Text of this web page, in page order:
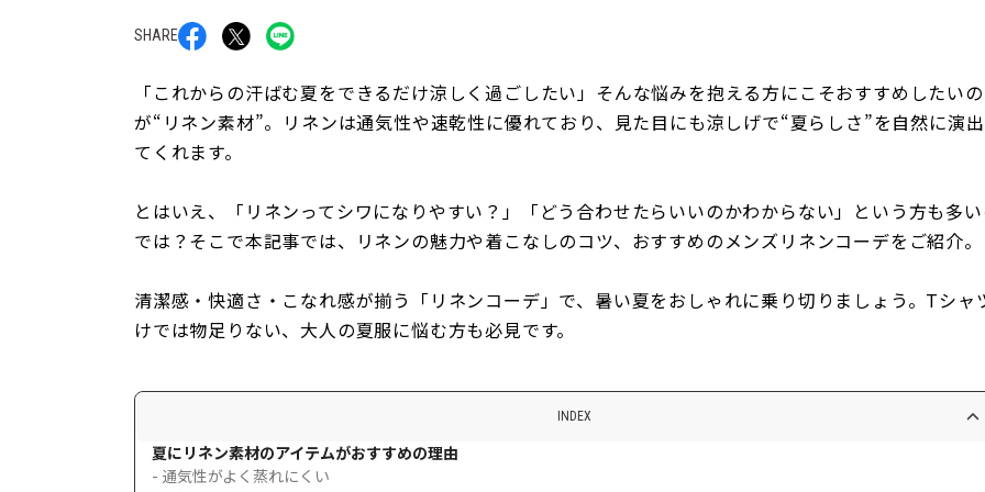
SHARE
「これからの汗ばむ夏をできるだけ涼しく過ごしたい」そんな悩みを抱える方にこそおすすめしたいの
が“リネン素材”。リネンは通気性や速乾性に優れており、見た目にも涼しげで“夏らしさ”を自然に演
てくれます。
とはいえ、「リネンってシワになりやすい？」「どう合わせたらいいのかわからない」という方も多
では？そこで本記事では、リネンの魅力や着こなしのコツ、おすすめのメンズリネンコーデをご紹介。
清潔感・快適さ・こなれ感が揃う「リネンコーデ」で、暑い夏をおしゃれに乗り切りましょう。Tシャ
けでは物足りない、大人の夏服に悩む方も必見です。
INDEX
夏にリネン素材のアイテムがおすすめの理由
- 通気性がよく蒸れにくい